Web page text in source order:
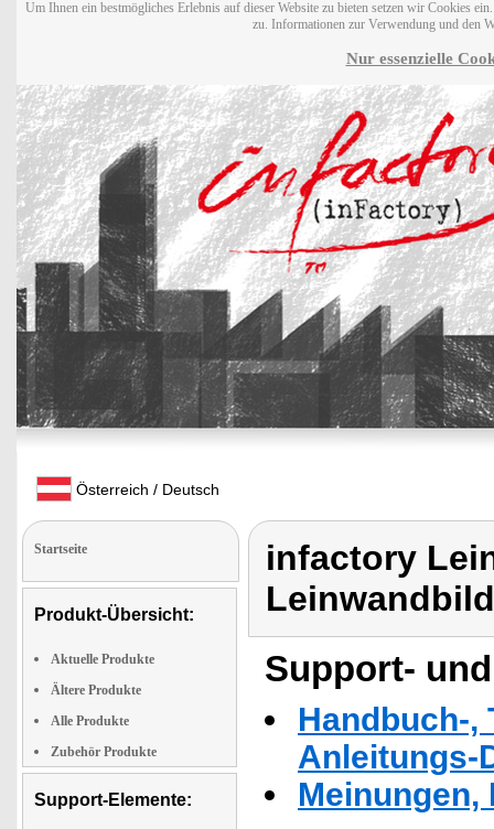
Um Ihnen ein bestmögliches Erlebnis auf dieser Website zu bieten setzen wir Cookies
zu. Informationen zur Verwendung und den
Nur essenzielle
Österreich / Deutsch
Startseite
Produkt-Übersicht:
Aktuelle Produkte
Ältere Produkte
Alle Produkte
Zubehör Produkte
Support-Elemente:
infactory
Support-
Handbuch-,
Anleitungs-